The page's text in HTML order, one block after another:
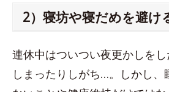
2）寝坊や寝だめを避け
連休中はついつい夜更かしを
しまったりしがち…。しかし、